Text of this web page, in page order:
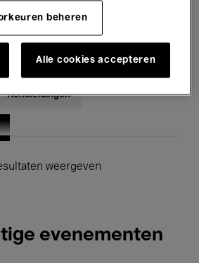
Kids’ Palace
Rondleidingen
weergeven
evenementen
beheren
Alle cookies accepteren